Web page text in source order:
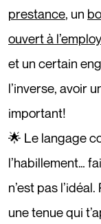
prestance, un
ouvert à
et un certain
l’inverse, avoir
important!
🌟 Le langage
l’habillement…
n’est pas
une tenue qui